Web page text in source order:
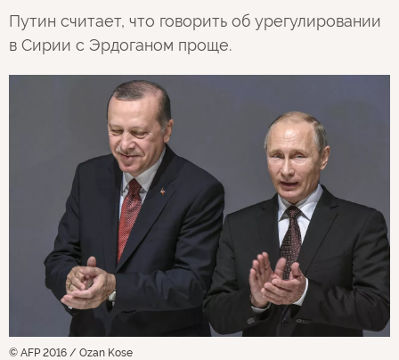
Путин считает, что говорить об урегулировании
в Сирии с Эрдоганом проще.
© AFP 2016 / Ozan Kose